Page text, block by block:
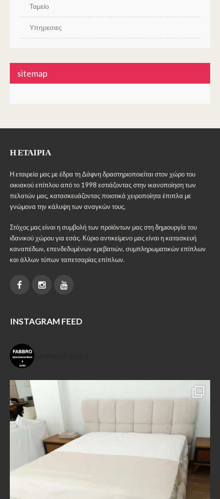
Ταμείο
Υπηρεσιες
sitemap
Η ΕΤΑΙΡΊΑ
Η εταιρεία μας με έδρα τη Δάφνη δραστηριοποιείται στον χώρο του
οικιακού επίπλου από το 1998 εστιάζοντας στην ικανοποίηση των
πελατών μας, κατασκευάζοντας ποιοτικά χειροποίητα έπιπλα με
γνώμονα την κάλυψη των αναγκών τους.
Στόχος μας είναι η συμβολή των προϊόντων μας στη δημιουργία του
ιδανικού χώρου για εσάς. Κύριο αντικείμενο μας είναι η κατασκευή
καναπέδων, επενδεδυμένων κρεβατιών, συμπληρωματικών επίπλων
και άλλων τύπων ταπετσαρίας επίπλων.
INSTAGRAM FEED